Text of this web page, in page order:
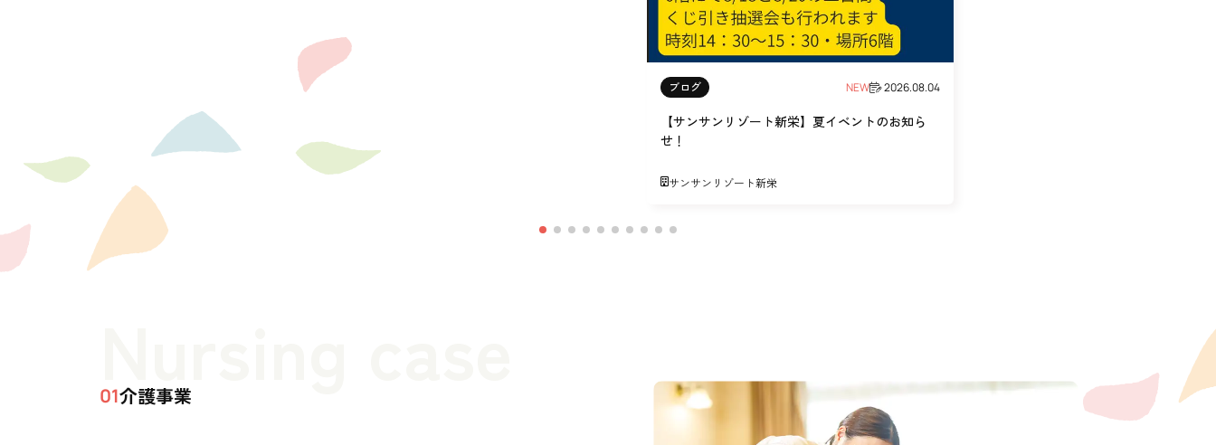
ブログ NEW 2026.08.04
【サンサンリゾート新栄】夏イベントのお知ら
せ！
サンサンリゾート新栄
01介護事業